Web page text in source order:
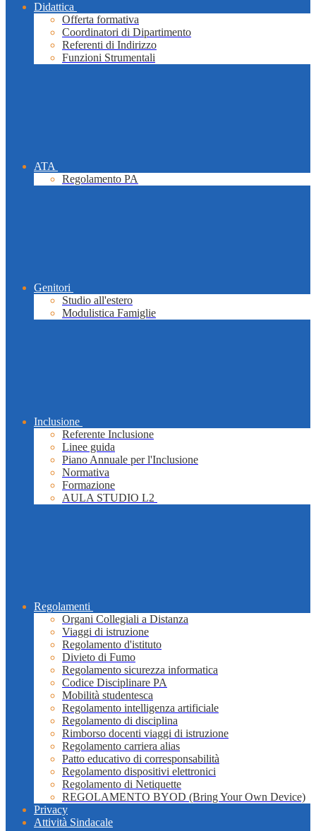
Didattica
Offerta formativa
Coordinatori di Dipartimento
Referenti di Indirizzo
Funzioni Strumentali
ATA
Regolamento PA
Genitori
Studio all'estero
Modulistica Famiglie
Inclusione
Referente Inclusione
Linee guida
Piano Annuale per l'Inclusione
Normativa
Formazione
AULA STUDIO L2
Regolamenti
Organi Collegiali a Distanza
Viaggi di istruzione
Regolamento d'istituto
Divieto di Fumo
Regolamento sicurezza informatica
Codice Disciplinare PA
Mobilità studentesca
Regolamento intelligenza artificiale
Regolamento di disciplina
Rimborso docenti viaggi di istruzione
Regolamento carriera alias
Patto educativo di corresponsabilità
Regolamento dispositivi elettronici
Regolamento di Netiquette
REGOLAMENTO BYOD (Bring Your Own Device)
Privacy
Attività Sindacale